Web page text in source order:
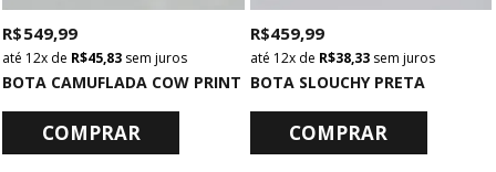
BOTA CAMUFLADA COW PRINT
R$ 549,99
12x de R$ 45,83 sem juros
COMPRAR
BOTA SLOUCHY PRETA
R$ 459,99
12xde R$ 38,33sem juros
COMPRAR